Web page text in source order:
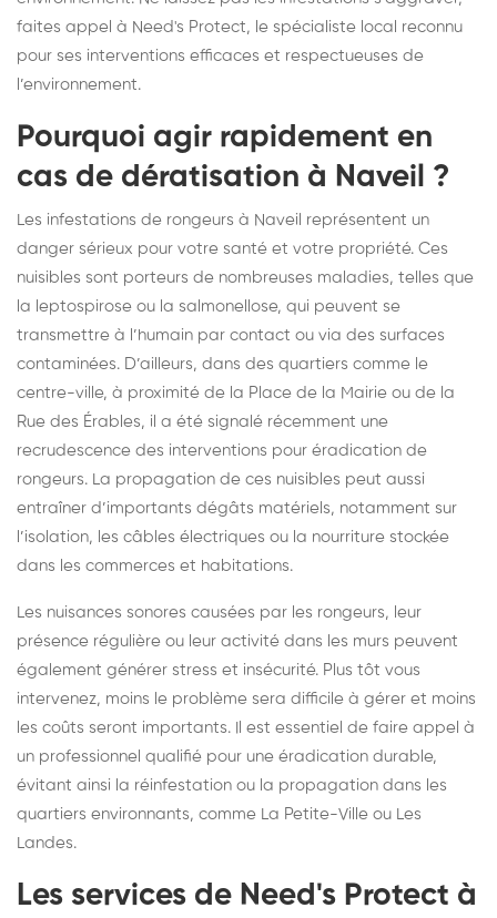
faites appel à Need's Protect, le spécialiste local reconnu
pour ses interventions efficaces et respectueuses de
l’environnement.
Pourquoi agir rapidement en
cas de dératisation à Naveil ?
Les infestations de rongeurs à Naveil représentent un
danger sérieux pour votre santé et votre propriété. Ces
nuisibles sont porteurs de nombreuses maladies, telles que
la leptospirose ou la salmonellose, qui peuvent se
transmettre à l’humain par contact ou via des surfaces
contaminées. D’ailleurs, dans des quartiers comme le
centre-ville, à proximité de la Place de la Mairie ou de la
Rue des Érables, il a été signalé récemment une
recrudescence des interventions pour éradication de
rongeurs. La propagation de ces nuisibles peut aussi
entraîner d’importants dégâts matériels, notamment sur
l’isolation, les câbles électriques ou la nourriture stockée
dans les commerces et habitations.
Les nuisances sonores causées par les rongeurs, leur
présence régulière ou leur activité dans les murs peuvent
également générer stress et insécurité. Plus tôt vous
intervenez, moins le problème sera difficile à gérer et moins
les coûts seront importants. Il est essentiel de faire appel à
un professionnel qualifié pour une éradication durable,
évitant ainsi la réinfestation ou la propagation dans les
quartiers environnants, comme La Petite-Ville ou Les
Landes.
Les services de Need's Protect à